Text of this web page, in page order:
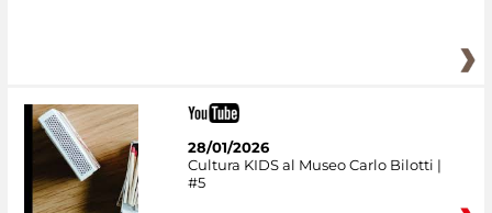
28/01/2026
Cultura KIDS al Museo Carlo Bilotti |
#5